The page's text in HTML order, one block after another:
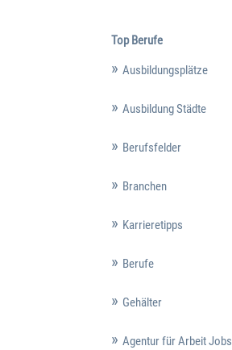
Top Berufe
Ausbildungsplätze
Ausbildung Städte
Berufsfelder
Branchen
Karrieretipps
Berufe
Gehälter
Agentur für Arbeit Jobs